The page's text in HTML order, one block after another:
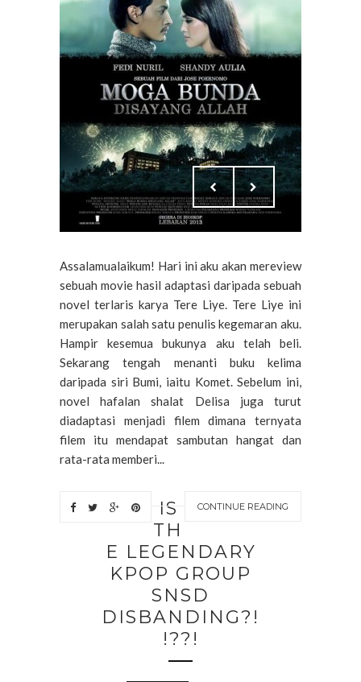
Assalamualaikum! Hari ini aku akan mereview
sebuah movie hasil adaptasi daripada sebuah
novel terlaris karya Tere Liye. Tere Liye ini
merupakan salah satu penulis kegemaran aku.
Hampir kesemua bukunya aku telah beli.
Sekarang tengah menanti buku kelima
daripada siri Bumi, iaitu Komet. Sebelum ini,
novel hafalan shalat Delisa juga turut
diadaptasi menjadi filem dimana ternyata
filem itu mendapat sambutan hangat dan
rata-rata memberi...
CONTINUE READING
IS
TH
E LEGENDARY
KPOP GROUP
SNSD
DISBANDING?!
!??!